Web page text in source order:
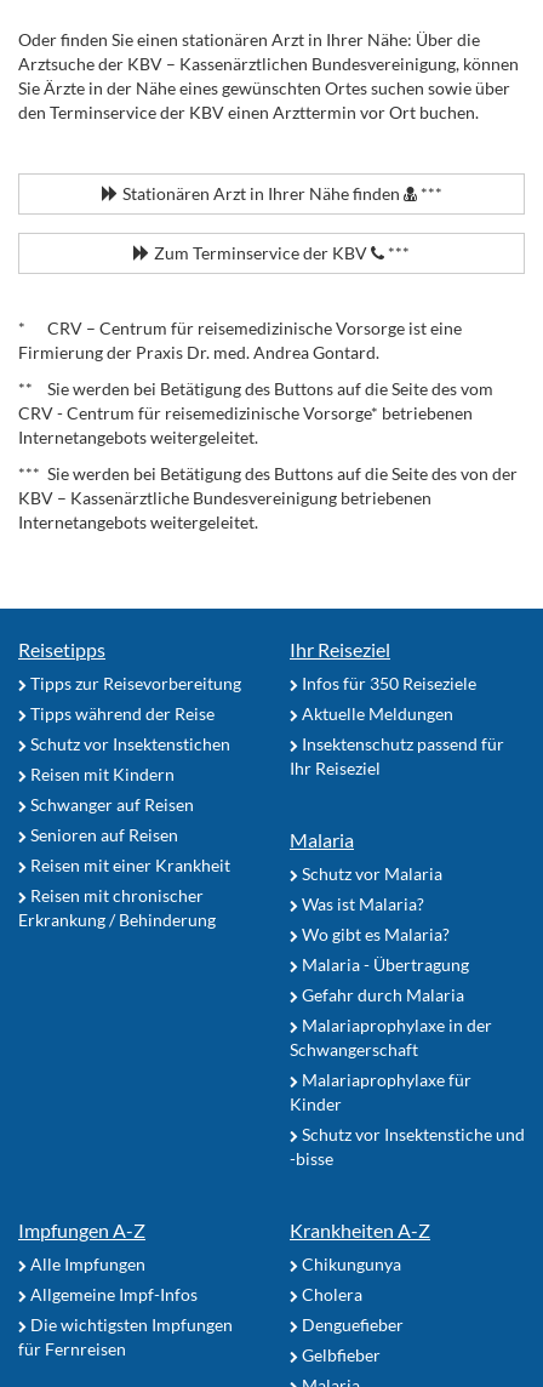
Oder finden Sie einen stationären Arzt in Ihrer Nähe: Über die
Arztsuche der KBV – Kassenärztlichen Bundesvereinigung, können
Sie Ärzte in der Nähe eines gewünschten Ortes suchen sowie über
den Terminservice der KBV einen Arzttermin vor Ort buchen.
Stationären Arzt in Ihrer Nähe finden ***
Zum Terminservice der KBV ***
* CRV – Centrum für reisemedizinische Vorsorge ist eine
Firmierung der Praxis Dr. med. Andrea Gontard.
** Sie werden bei Betätigung des Buttons auf die Seite des vom
CRV - Centrum für reisemedizinische Vorsorge* betriebenen
Internetangebots weitergeleitet.
*** Sie werden bei Betätigung des Buttons auf die Seite des von der
KBV – Kassenärztliche Bundesvereinigung betriebenen
Internetangebots weitergeleitet.
Reisetipps
Tipps zur Reisevorbereitung
Tipps während der Reise
Schutz vor Insektenstichen
Reisen mit Kindern
Schwanger auf Reisen
Senioren auf Reisen
Reisen mit einer Krankheit
Reisen mit chronischer
Erkrankung / Behinderung
Ihr Reiseziel
Infos für 350 Reiseziele
Aktuelle Meldungen
Insektenschutz passend für
Ihr Reiseziel
Malaria
Schutz vor Malaria
Was ist Malaria?
Wo gibt es Malaria?
Malaria - Übertragung
Gefahr durch Malaria
Malariaprophylaxe in der
Schwangerschaft
Malariaprophylaxe für
Kinder
Schutz vor Insektenstiche und
-bisse
Impfungen A-Z
Alle Impfungen
Allgemeine Impf-Infos
Die wichtigsten Impfungen
für Fernreisen
Krankheiten A-Z
Chikungunya
Cholera
Denguefieber
Gelbfieber